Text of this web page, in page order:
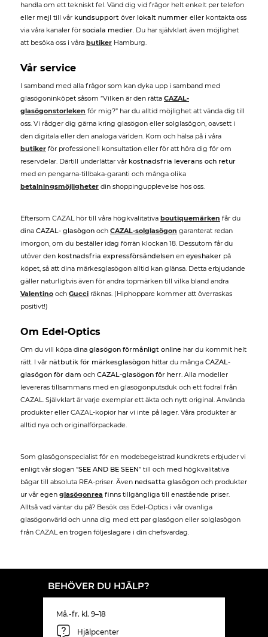
handla om ett tekniskt fel. Vänd dig vid frågor helt enkelt per telefon
eller mejl till vår kundsupport över lokalt nummer eller kontakta oss
via våra kanaler för sociala medier. Du har självklart även möjlighet
att besöka oss i våra butiker Hamburg.
Vår service
I samband med alla frågor som kan dyka upp i samband med
glasögoninköpet såsom ”Vilken är den rätta CAZAL-
glasögonstorleken för mig?” har du alltid möjlighet att vända dig till
oss. Vi rådger dig gärna kring glasögon eller solglasögon, oavsett i
den digitala eller den analoga världen. Kom och hälsa på i våra
butiker för professionell konsultation eller för att höra dig för om
reservdelar. Därtill underlättar vår kostnadsfria leverans och retur
med en pengarna-tillbaka-garanti och många olika
betalningsmöjligheter din shoppingupplevelse hos oss.
Eftersom CAZAL hör till våra högkvalitativa boutiquemärken får du
dina CAZAL- glasögon och CAZAL-solglasögon garanterat redan
imorgon, om du beställer idag förrän klockan 18. Dessutom får du
utöver den kostnadsfria expressförsändelsen en eyeshaker på
köpet, så att dina märkesglasögon alltid kan glänsa. Detta erbjudande
gäller naturligtvis även för andra topmärken till vilka bland andra
Valentino och Gucci räknas. (Hiphoppare kommer att överraskas
positivt!)
Om Edel-Optics
Om du vill köpa dina glasögon förmånligt online har du kommit helt
rätt. I vår nätbutik för märkesglasögon hittar du många CAZAL-
glasögon för dam och CAZAL-glasögon för herr. Alla modeller
levereras tillsammans med en glasögonputsduk och ett fodral från
CAZAL. Självklart är varje exemplar ett äkta och nytt original. Använda
produkter eller CAZAL-kopior har vi inte på lager. Våra produkter är
alltid nya och originalförpackade.
Som glasögonspecialist för en modebegeistrad kundkrets erbjuder vi
enligt vår slogan ”SEE AND BE SEEN” till och med högkvalitativa
bågar till absoluta REA-priser. Även nedsatta glasögon och produkter
ur vår egen glasögonrea finns tillgängliga till enastående priser.
Alltså vad väntar du på? Besök oss Edel-Optics i vår ovanliga
glasögonvärld och unna dig med ett par glasögon eller solglasögon
från CAZAL en trogen följeslagare i din chefsvardag.
BEHÖVER DU HJÄLP?
Må.-fr. kl. 9–18
Hjälpcenter